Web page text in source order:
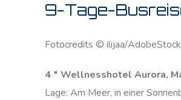
9-Tage-
Fotocredits © ilijaa/AdobeStock
4 * Wellnesshotel Aurora,
Lage: Am Meer, in einer